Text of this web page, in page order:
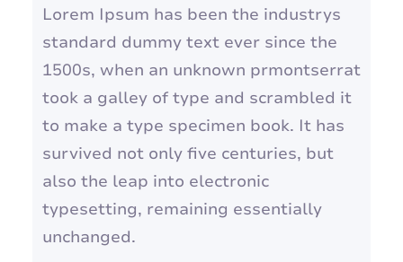
Lorem Ipsum has been the industrys
standard dummy text ever since the
1500s, when an unknown prmontserrat
took a galley of type and scrambled it
to make a type specimen book. It has
survived not only five centuries, but
also the leap into electronic
typesetting, remaining essentially
unchanged.